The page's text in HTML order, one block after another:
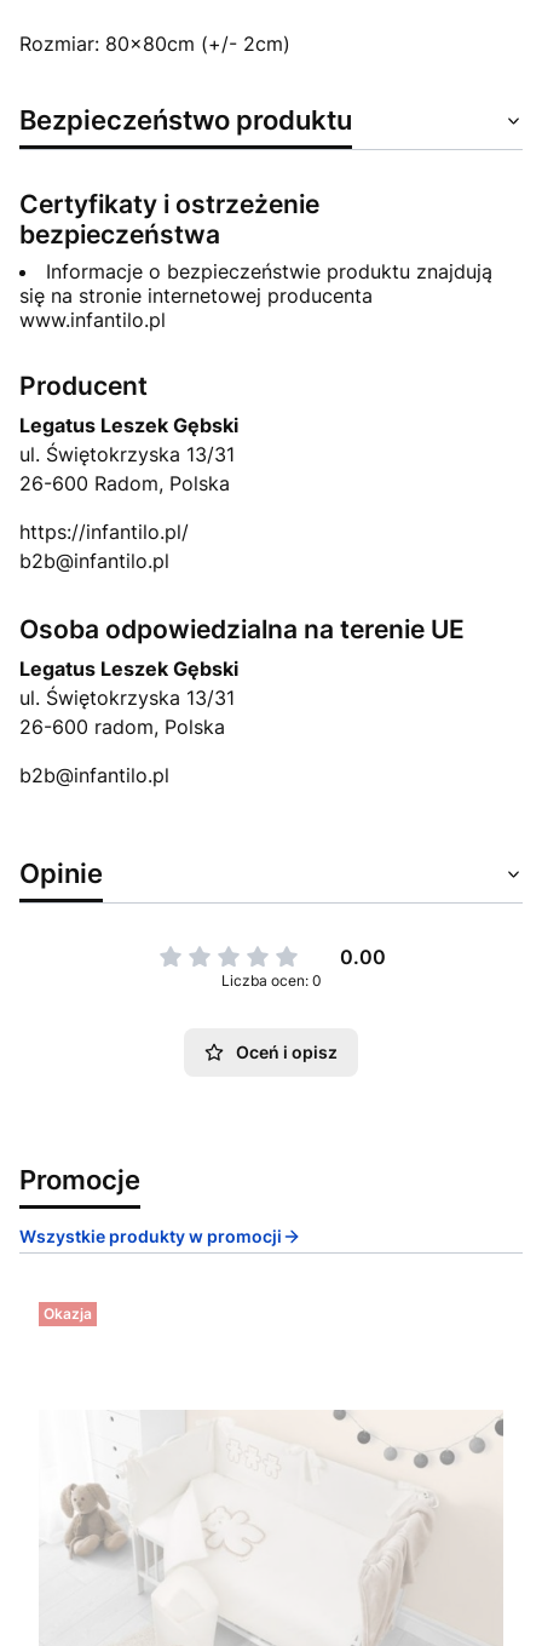
Rozmiar: 80x80cm (+/- 2cm)
Bezpieczeństwo produktu
Certyfikaty i ostrzeżenie
bezpieczeństwa
Informacje o bezpieczeństwie produktu znajdują
się na stronie internetowej producenta
www.infantilo.pl
Producent
Legatus Leszek Gębski
ul. Świętokrzyska 13/31
26-600 Radom, Polska
https://infantilo.pl/
b2b@infantilo.pl
Osoba odpowiedzialna na terenie UE
Legatus Leszek Gębski
ul. Świętokrzyska 13/31
26-600 radom, Polska
b2b@infantilo.pl
Opinie
0.00
Liczba ocen: 0
Oceń i opisz
Promocje
Wszystkie produkty w promocji
Okazja